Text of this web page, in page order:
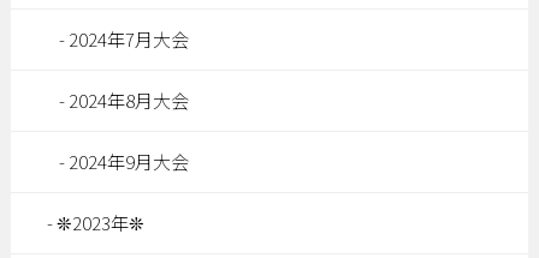
2024年7月大会
2024年8月大会
2024年9月大会
❊2023年❊